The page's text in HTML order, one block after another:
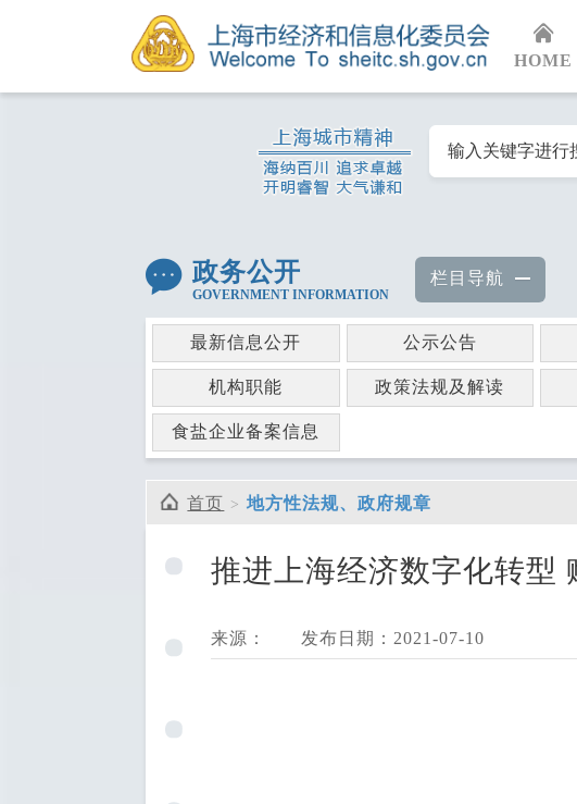
HOME
政务公开
GOVERNMENT INFORMATION
栏目导航
最新信息公开 公示公告
机构职能 政策法规及解读
食盐企业备案信息
首页 地方性法规、政府规章
推进上海经济数字化转型
来源： 发布日期：2021-07-10